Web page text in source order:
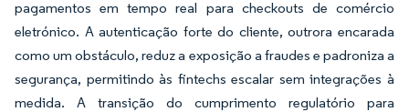
pagamentos em tempo real para checkouts de comércio
eletrónico. A autenticação forte do cliente, outrora encarada
como um obstáculo, reduz a exposição a fraudes e padroniza a
segurança, permitindo às fintechs escalar sem integrações à
medida. A transição do cumprimento regulatório para